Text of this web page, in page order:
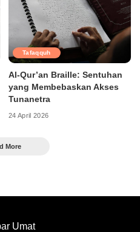
Tafaqquh
Al-Qur’an Braille: Sentuhan
yang Membebaskan Akses
Tunanetra
24 April 2026
More